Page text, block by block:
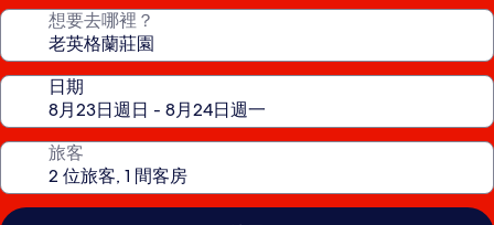
想要去哪裡？
日期
旅客